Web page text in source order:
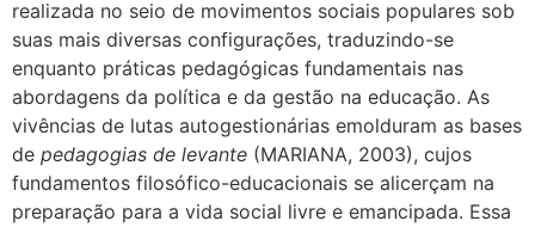
realizada no seio de movimentos sociais populares sob
suas mais diversas configurações, traduzindo-se
enquanto práticas pedagógicas fundamentais nas
abordagens da política e da gestão na educação. As
vivências de lutas autogestionárias emolduram as bases
de pedagogias de levante (MARIANA, 2003), cujos
fundamentos filosófico-educacionais se alicerçam na
preparação para a vida social livre e emancipada. Essa